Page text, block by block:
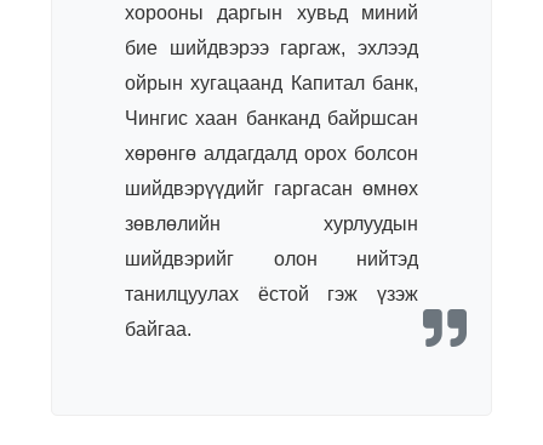
хорооны даргын хувьд миний
бие шийдвэрээ гаргаж, эхлээд
ойрын хугацаанд Капитал банк,
Чингис хаан банканд байршсан
хөрөнгө алдагдалд орох болсон
шийдвэрүүдийг гаргасан өмнөх
зөвлөлийн хурлуудын
шийдвэрийг олон нийтэд
танилцуулах ёстой гэж үзэж
байгаа.